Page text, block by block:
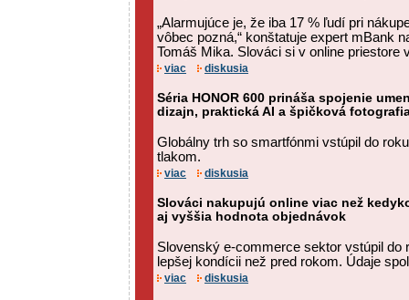
„Alarmujúce je, že iba 17 % ľudí pri
vôbec pozná,“ konštatuje expert mBank
Tomáš Mika. Slováci si v online priestore
viac diskusia
Séria HONOR 600 prináša spojenie
dizajn, praktická AI a špičková
Globálny trh so smartfónmi vstúpil do
tlakom.
viac diskusia
Slováci nakupujú online viac než
aj vyššia hodnota objednávok
Slovenský e-commerce sektor vstúpil do
lepšej kondícii než pred rokom. Údaje
viac diskusia